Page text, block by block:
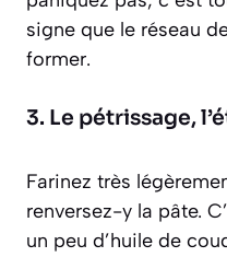
signe que le réseau
former.
3. Le pétrissage,
Farinez très
renversez-y la pâte.
un peu d’huile de